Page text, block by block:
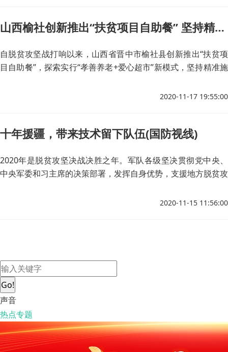
山西榆社创新推出“扶贫项目自助餐” 坚持精准施策啃下脱贫“硬骨头”
自脱贫攻坚战打响以来，山西省晋中市榆社县创新推出“扶贫项
目自助餐”，探索实行“孝善养老+爱心超市”新模式，坚持精准施
2020-11-17 19:55:00
十年援疆，带来技术留下队伍(国防视线)
2020年是脱贫攻坚决战决胜之年。军队各级坚决贯彻党中央、
中央军委和习主席的决策部署，发挥自身优势，支援地方脱贫攻
2020-11-15 11:56:00
Go!
声音
热点专题